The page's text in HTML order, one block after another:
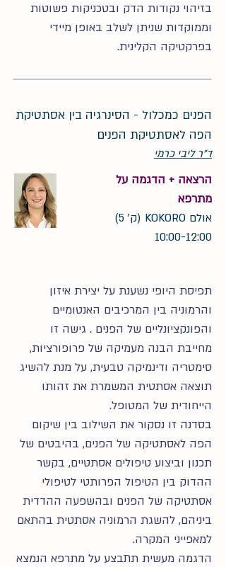
בזיהוי נקודות הדק ובטכניקות פשוטות
וממוקדות שניתן לשלב באופן מיידי
בפרקטיקה הקלינית.
הפנים כמכלול - הסינרגיה בין אסתטיקת
הפה לאסתטיקת הפנים
ד"ר ליבי כרמי
הרצאה + הדגמה על
מתרפא
אולם KOKORO (ק' 5)
10:00-12:00
​תפיסת היופי נשענת על יצירת איזון
והרמוניה בין המרכיבים האנטומיים
והפונקציונליים של הפנים . גישה זו
מחייבת הבנה מעמיקה של פרופורציות,
סימטריה ודינמיקה טבעית, על מנת להשיג
תוצאה אסתטית המשמרת את זהותו
הייחודית של המטופל.
​בסדנה זו נסקור את השילוב בין שיקום
הפה לאסתטיקה של הפנים, בהיבטים של
תכנון וביצוע טיפולים אסתטיים, בקשר
ההדוק בין הטיפול הפרותטי לטיפולי
אסתטיקה של הפנים ובהשפעה ההדדית
ביניהם, להשגת הרמוניה אסתטית בהתאם
למאפייני המקרה.
הדגמה מעשית תתבצע על מתרפא הנמצא